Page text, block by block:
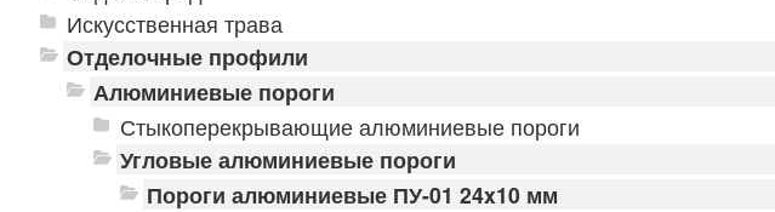
Искусственная трава
Отделочные профили
Алюминиевые пороги
Стыкоперекрывающие алюминиевые пороги
Угловые алюминиевые пороги
Пороги алюминиевые ПУ-01 24x10 мм